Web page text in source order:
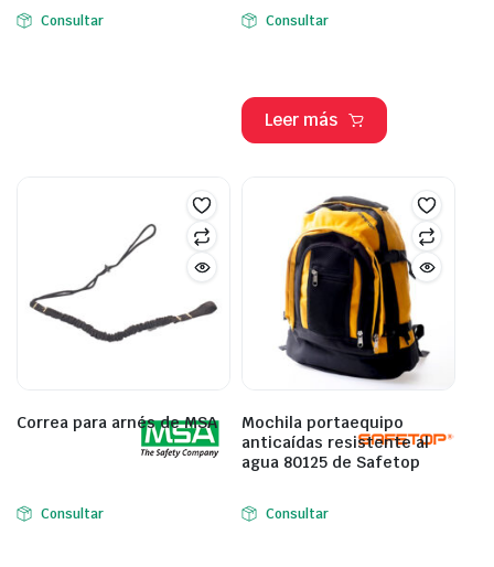
Consultar Consultar
Leer más
Correa para arnés de MSA
Consultar
Mochila portaequipo
anticaídas resistente al
agua 80125 de Safetop
Consultar